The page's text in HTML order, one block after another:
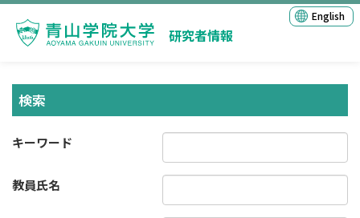
研究者情報
English
検索
キーワード
教員氏名